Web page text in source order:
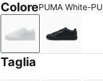
ColorePUMA White-
PUMA White-
PUMA
Taglia